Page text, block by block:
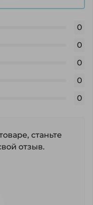
0
0
0
0
0
станьте
отзыв.